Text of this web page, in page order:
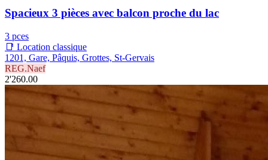
Spacieux 3 pièces avec balcon proche du lac
3 pces
📑 Location classique
1201, Gare, Pâquis, Grottes, St-Gervais
REG.Naef
2'260.00